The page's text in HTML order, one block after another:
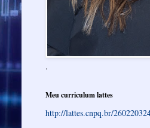
.
Meu curriculum lattes
http://lattes.cnpq.br/